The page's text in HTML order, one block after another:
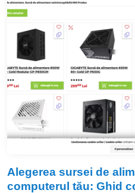
Alegerea sursei de
computerul tău: Ghid